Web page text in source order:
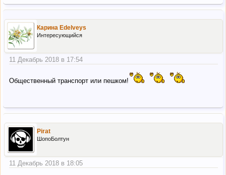
Карина Edelveys
Интересующийся
11 Декабрь 2018 в 17:54
Общественный транспорт или пешком!
Pirat
ШопоБолтун
11 Декабрь 2018 в 18:05